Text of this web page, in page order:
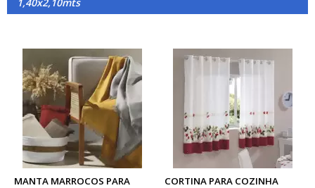
MANTA MARROCOS PARA
CORTINA PARA COZINHA